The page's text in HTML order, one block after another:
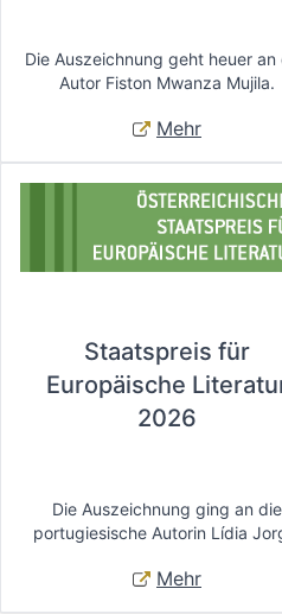
Die Auszeichnung geht heuer an
Autor Fiston Mwanza Mujila.
Mehr
Staatspreis für
Europäische
2026
Die Auszeichnung ging an die
portugiesische Autorin Lídia
Mehr